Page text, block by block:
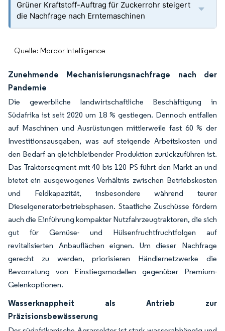
Grüner Kraftstoff-Auftrag für Zuckerrohr steigert
die Nachfrage nach Erntemaschinen
Quelle: Mordor Intelligence
Zunehmende Mechanisierungsnachfrage nach der
Pandemie
Die gewerbliche landwirtschaftliche Beschäftigung in
Südafrika ist seit 2020 um 18 % gestiegen. Dennoch entfallen
auf Maschinen und Ausrüstungen mittlerweile fast 60 % der
Investitionsausgaben, was auf steigende Arbeitskosten und
den Bedarf an gleichbleibender Produktion zurückzuführen ist.
Das Traktorsegment mit 40 bis 120 PS führt den Markt an und
bietet ein ausgewogenes Verhältnis zwischen Betriebskosten
und Feldkapazität, insbesondere während teurer
Dieselgeneratorbetriebsphasen. Staatliche Zuschüsse fördern
auch die Einführung kompakter Nutzfahrzeugtraktoren, die sich
gut für Gemüse- und Hülsenfruchtfruchtfolgen auf
revitalisierten Anbauflächen eignen. Um dieser Nachfrage
gerecht zu werden, priorisieren Händlernetzwerke die
Bevorratung von Einstiegsmodellen gegenüber Premium-
Gelenkoptionen.
Wasserknappheit als Antrieb zur
Präzisionsbewässerung